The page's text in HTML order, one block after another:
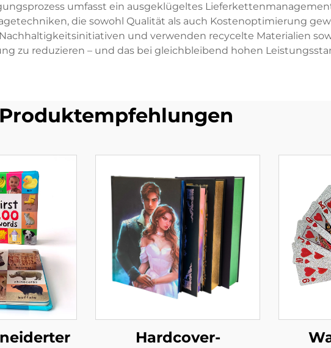
umfasst ein ausgeklügeltes
die sowohl Qualität als auch Kostenoptimierung
und verwenden recycelte Materialien
zu reduzieren – und das bei gleichbleibend hohen
Hardcover-